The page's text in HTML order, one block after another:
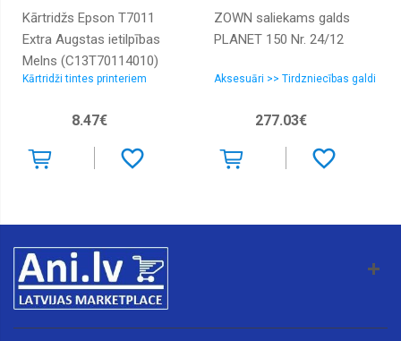
Radiatori
salona,
caurules
Radiatori
Ventilatori
salona
Izplešanās
tvertnes
sūkņi,
Kārtridžs Epson T7011
Extra Augstas ietilpības
Melns (C13T70114010)
Kārtridži tintes printeriem
8.47€
ZOWN saliekams galds
PLANET 150 Nr. 24/12
Aksesuāri >> Tirdzniecības galdi
277.03€